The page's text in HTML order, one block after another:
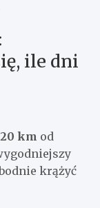
ile dni
20 km od
krążyć